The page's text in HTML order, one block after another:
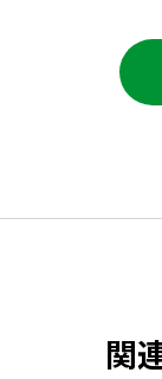
関